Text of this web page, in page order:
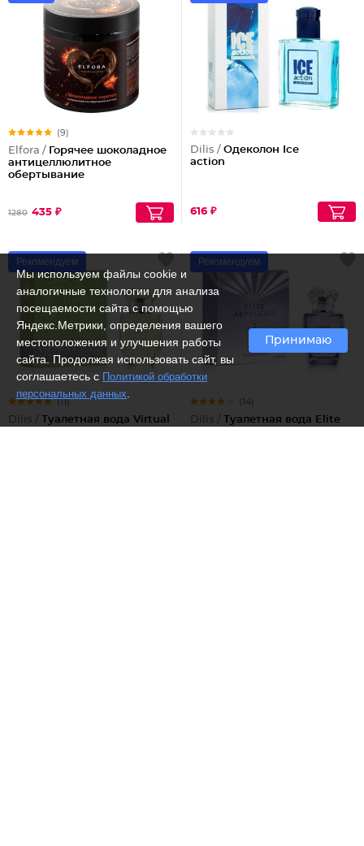
(9)
Elfora / Горячее шоколадное
антицеллюлитное
обертывание
1280 435 ₽
Dilis / Одеколон Ice
action
616 ₽
Рекомендуем
(11)
Dilis / Туалетная вода Virtual
Рекомендуем
(14)
Dilis / Туалетная вода Elite
Мы используем файлы cookie и
аналогичные технологии для анализа
посещаемости сайта с помощью
Яндекс.Метрики, определения вашего
местоположения и улучшения работы
сайта. Продолжая использовать сайт, вы
соглашаетесь с Политикой обработки
персональных данных
Принимаю